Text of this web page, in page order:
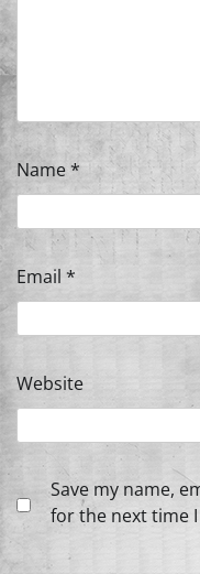
Name*
Email *
Website
Save my name,
for the next time